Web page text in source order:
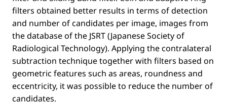
ﬁlters obtained better results in terms of detection
and number of candidates per image, images from
the database of the JSRT (Japanese Society of
Radiological Technology). Applying the contralateral
subtraction technique together with ﬁlters based on
geometric features such as areas, roundness and
eccentricity, it was possible to reduce the number of
candidates.